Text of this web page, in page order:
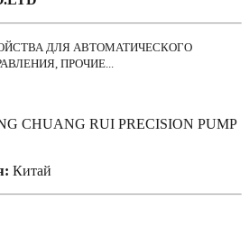
ДЛЯ АВТОМАТИЧЕСКОГО
ПРОЧИЕ...
CHUANG RUI PRECISION PUMP
Китай